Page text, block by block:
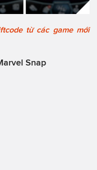
từ các game mới
Snap